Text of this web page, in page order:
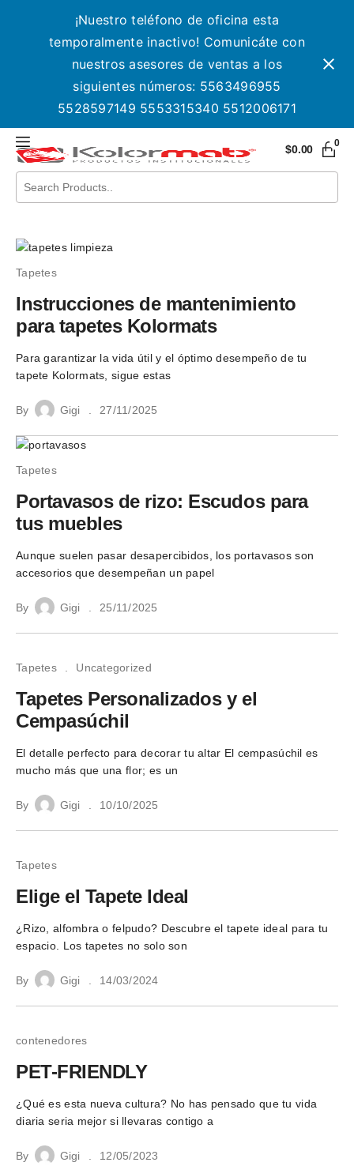
¡Nuestro teléfono de oficina esta
temporalmente inactivo! Comunicáte con
nuestros asesores de ventas a los
siguientes números: 5563496955
5528597149 5553315340 5512006171
$0.00
0
Tapetes
Instrucciones de mantenimiento
para tapetes Kolormats
Para garantizar la vida útil y el óptimo desempeño de tu
tapete Kolormats, sigue estas
By Gigi 27/11/2025
Tapetes
Portavasos de rizo: Escudos para
tus muebles
Aunque suelen pasar desapercibidos, los portavasos son
accesorios que desempeñan un papel
By Gigi 25/11/2025
Tapetes Uncategorized
Tapetes Personalizados y el
Cempasúchil
El detalle perfecto para decorar tu altar El cempasúchil es
mucho más que una flor; es un
By Gigi 10/10/2025
Tapetes
Elige el Tapete Ideal
¿Rizo, alfombra o felpudo? Descubre el tapete ideal para tu
espacio. Los tapetes no solo son
By Gigi 14/03/2024
contenedores
PET-FRIENDLY
¿Qué es esta nueva cultura? No has pensado que tu vida
diaria seria mejor si llevaras contigo a
By Gigi 12/05/2023